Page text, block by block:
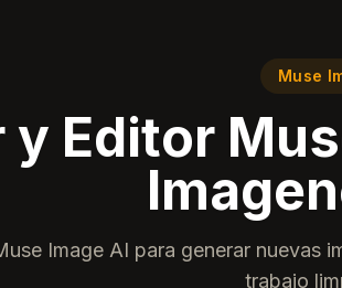
Muse
y Editor
Image AI para generar nuevas
trabajo